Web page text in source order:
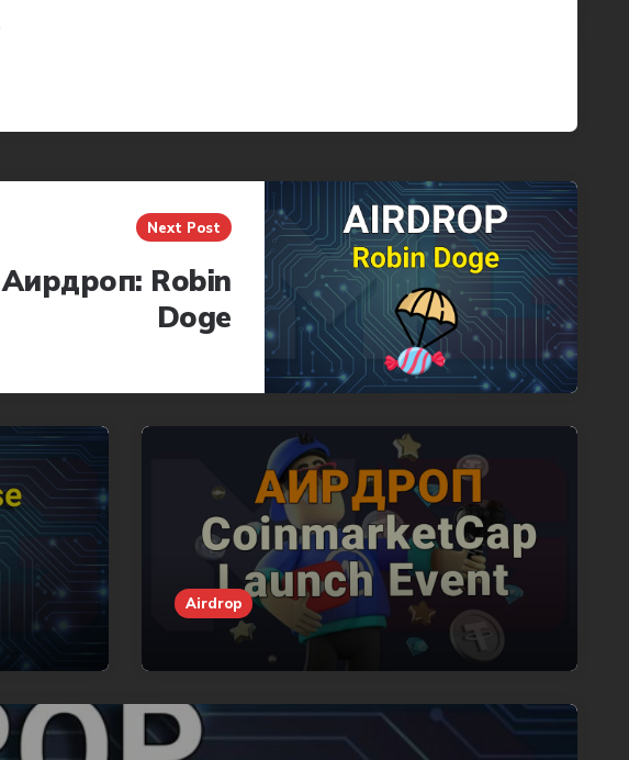
Next Post
Аирдроп: Robin
Doge
Airdrop